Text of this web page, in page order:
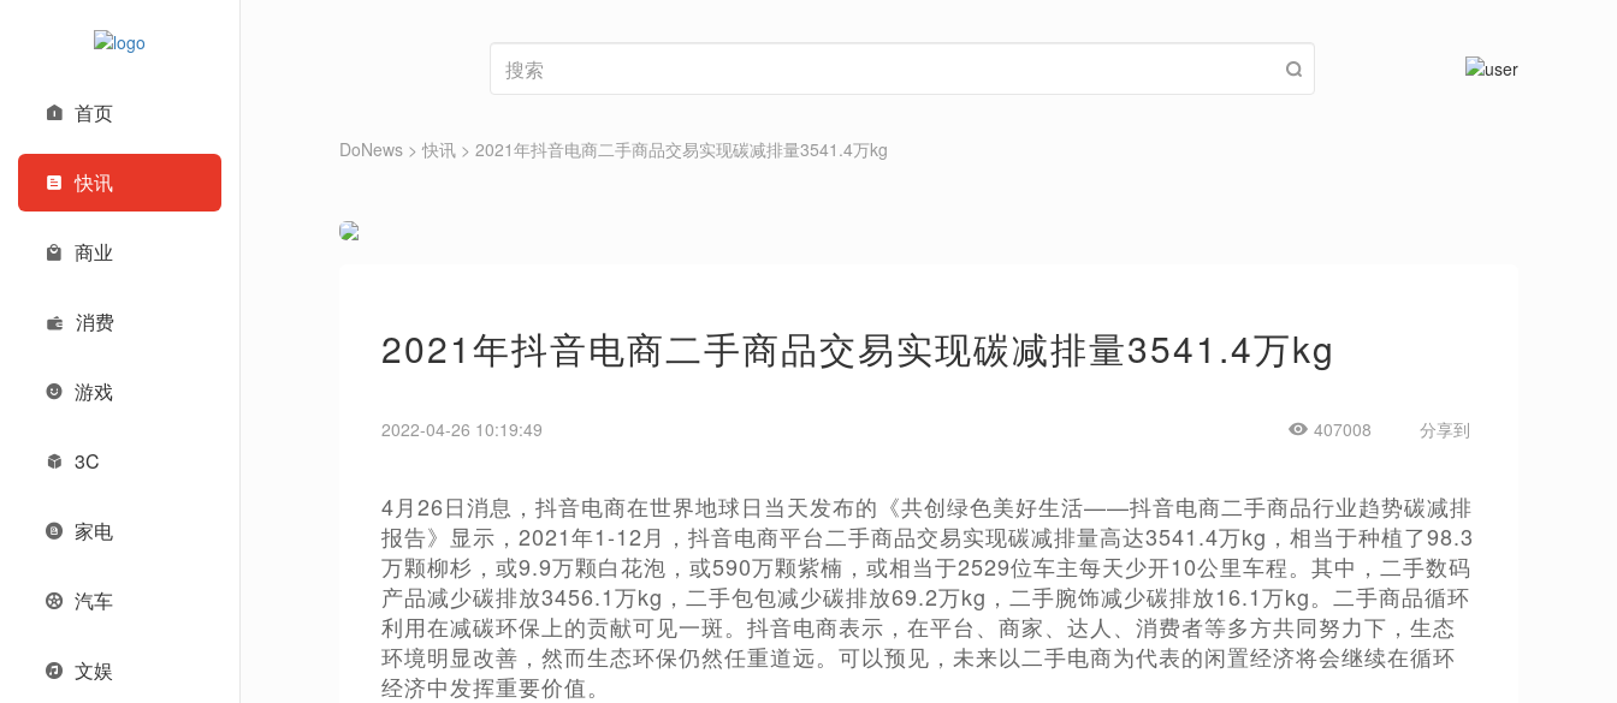
首页
快讯
商业
消费
游戏
3C
家电
汽车
文娱
DoNews >快讯 > 2021年抖音电商二手商品交易实现碳减排量3541.4万kg
2021年抖音电商二手商品交易实现碳减排量3541.4万kg
2022-04-26 10:19:49 407008 分享到
4月26日消息，抖音电商在世界地球日当天发布的《共创绿色美好生活——抖音电商二手商品行业趋势碳减排
报告》显示，2021年1-12月，抖音电商平台二手商品交易实现碳减排量高达3541.4万kg，相当于种植了98.3
万颗柳杉，或9.9万颗白花泡，或590万颗紫楠，或相当于2529位车主每天少开10公里车程。其中，二手数码
产品减少碳排放3456.1万kg，二手包包减少碳排放69.2万kg，二手腕饰减少碳排放16.1万kg。二手商品循环
利用在减碳环保上的贡献可见一斑。抖音电商表示，在平台、商家、达人、消费者等多方共同努力下，生态
环境明显改善，然而生态环保仍然任重道远。可以预见，未来以二手电商为代表的闲置经济将会继续在循环
经济中发挥重要价值。